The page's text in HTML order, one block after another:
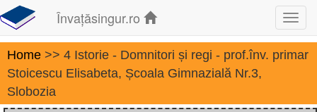
Învațăsingur.ro
Home >> 4 Istorie - Domnitori și regi - prof.înv. primar
Stoicescu Elisabeta, Școala Gimnazială Nr.3,
Slobozia